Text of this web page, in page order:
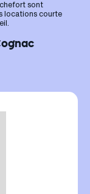
sont
locations courte